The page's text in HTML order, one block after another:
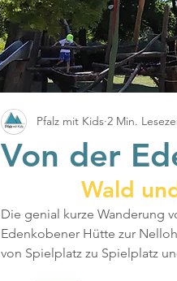
Von der
Pfalz mit Kids 2 Min.
Wald
Die genial kurze Wanderung
Edenkobener Hütte zur
von Spielplatz zu Spielplatz